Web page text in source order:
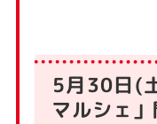
5月30日(
マルシェ